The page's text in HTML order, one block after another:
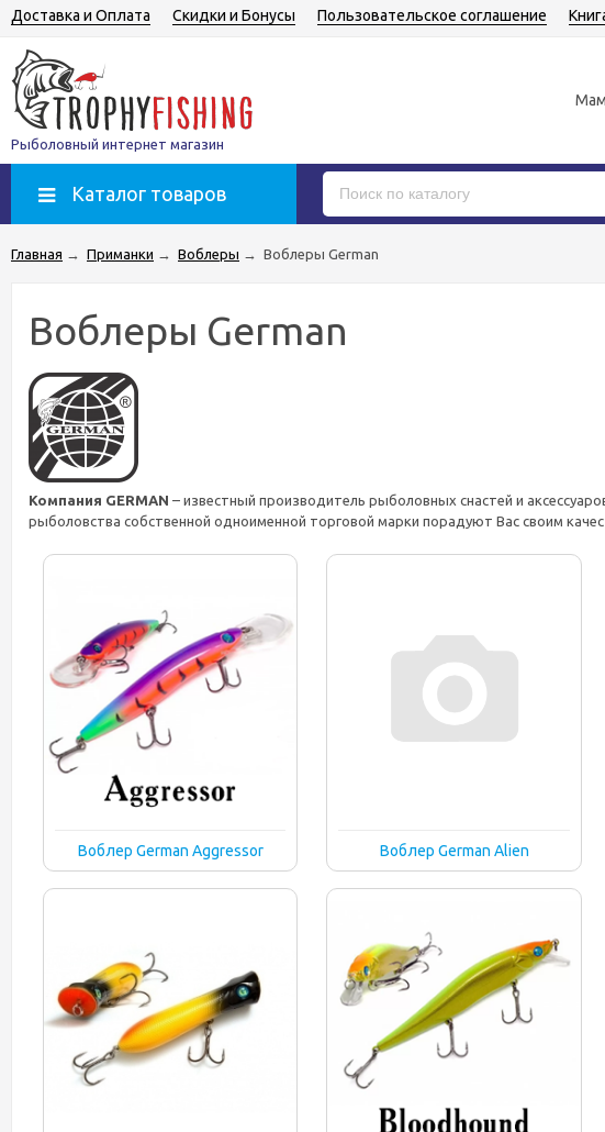
Доставка и Оплата Скидки и Бонусы Пользовательское соглашение
Рыболовный интернет магазин
Каталог товаров
Главная → Приманки → Воблеры → Воблеры German
Воблеры German
Компания GERMAN – известный производитель рыболовных снастей и
рыболовства собственной одноименной торговой марки порадуют Вас своим
Воблер German Aggressor Воблер German Alien